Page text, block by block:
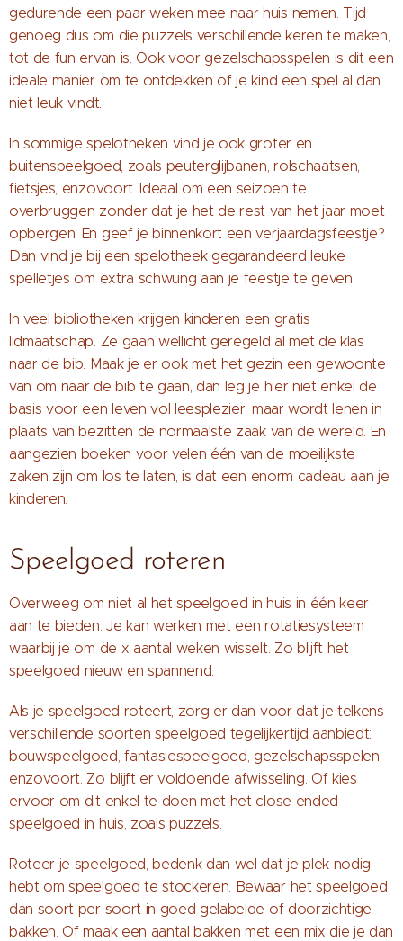
gedurende een paar weken mee naar huis nemen. Tijd
genoeg dus om die puzzels verschillende keren te maken,
tot de fun ervan is. Ook voor gezelschapsspelen is dit een
ideale manier om te ontdekken of je kind een spel al dan
niet leuk vindt.
In sommige spelotheken vind je ook groter en
buitenspeelgoed, zoals peuterglijbanen, rolschaatsen,
fietsjes, enzovoort. Ideaal om een seizoen te
overbruggen zonder dat je het de rest van het jaar moet
opbergen. En geef je binnenkort een verjaardagsfeestje?
Dan vind je bij een spelotheek gegarandeerd leuke
spelletjes om extra schwung aan je feestje te geven.
In veel bibliotheken krijgen kinderen een gratis
lidmaatschap. Ze gaan wellicht geregeld al met de klas
naar de bib. Maak je er ook met het gezin een gewoonte
van om naar de bib te gaan, dan leg je hier niet enkel de
basis voor een leven vol leesplezier, maar wordt lenen in
plaats van bezitten de normaalste zaak van de wereld. En
aangezien boeken voor velen één van de moeilijkste
zaken zijn om los te laten, is dat een enorm cadeau aan je
kinderen.
Speelgoed roteren
Overweeg om niet al het speelgoed in huis in één keer
aan te bieden. Je kan werken met een rotatiesysteem
waarbij je om de x aantal weken wisselt. Zo blijft het
speelgoed nieuw en spannend.
Als je speelgoed roteert, zorg er dan voor dat je telkens
verschillende soorten speelgoed tegelijkertijd aanbiedt:
bouwspeelgoed, fantasiespeelgoed, gezelschapsspelen,
enzovoort. Zo blijft er voldoende afwisseling. Of kies
ervoor om dit enkel te doen met het close ended
speelgoed in huis, zoals puzzels.
Roteer je speelgoed, bedenk dan wel dat je plek nodig
hebt om speelgoed te stockeren. Bewaar het speelgoed
dan soort per soort in goed gelabelde of doorzichtige
bakken. Of maak een aantal bakken met een mix die je dan